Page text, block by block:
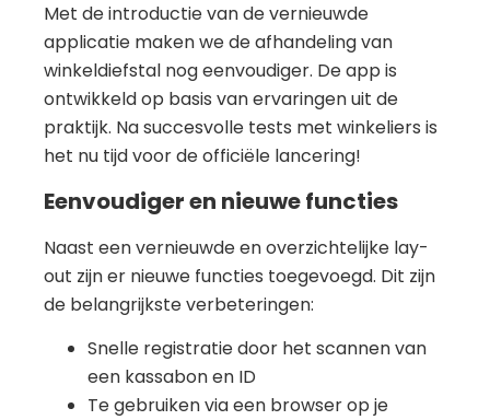
Met de introductie van de vernieuwde
applicatie maken we de afhandeling van
winkeldiefstal nog eenvoudiger. De app is
ontwikkeld op basis van ervaringen uit de
praktijk. Na succesvolle tests met winkeliers is
het nu tijd voor de officiële lancering!
Eenvoudiger en nieuwe functies
Naast een vernieuwde en overzichtelijke lay-
out zijn er nieuwe functies toegevoegd. Dit zijn
de belangrijkste verbeteringen:
Snelle registratie door het scannen van
een kassabon en ID
Te gebruiken via een browser op je